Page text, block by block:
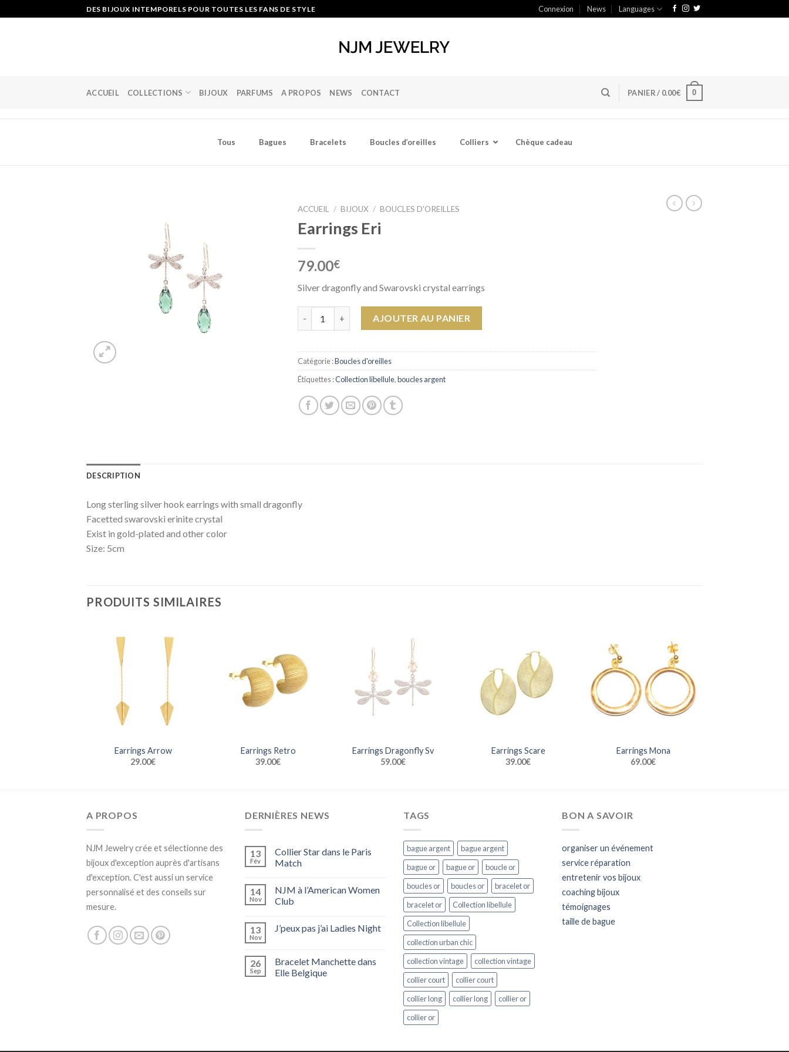
to
DES BIJOUX INTEMPORELS POUR TOUTES LES FANS DE STYLE Connexion News Languages
ACCUEIL COLLECTIONS BIJOUX PARFUMS A PROPOS NEWS CONTACT PANIER / 0.00€ 0
Tous Bagues Bracelets Boucles d’oreilles Colliers Chèque cadeau
ACCUEIL / BIJOUX / BOUCLES D'OREILLES
Earrings Eri
79.00€
Silver dragonfly and Swarovski crystal earrings
quantité de Earrings EriAJOUTER AU PANIER
Catégorie :Boucles d'oreilles
Étiquettes :Collection libellule,boucles argent
DESCRIPTION
Long sterling silver hook earrings with small dragonfly
Facetted swarovski erinite crystal
Exist in gold-plated and other color
Size: 5cm
PRODUITS SIMILAIRES
Earrings Arrow
29.00€
Earrings Retro
39.00€
Earrings Dragonfly Sv
59.00€
Earrings Scare
39.00€
Earrings Mona
69.00€
A PROPOS
NJM Jewelry crée et sélectionne des
bijoux d'exception auprès d'artisans
d'exception. C'est aussi un service
personnalisé et des conseils sur
mesure.
DERNIÈRES NEWS
13
Fév
Collier Star dans le Paris
Match
14
Nov
NJM à l’American Women
Club
13
Nov
J’peux pas j’ai Ladies Night
26
Sep
Bracelet Manchette dans
Elle Belgique
TAGS
bague argent
bague argent
bague or
bague or
boucle or
boucles or
boucles or
bracelet or
bracelet or
Collection libellule
Collection libellule
collection urban chic
collection vintage
collection vintage
collier court
collier court
collier long
collier long
collier or
collier or
BON A SAVOIR
organiser un événement
service réparation
entretenir vos bijoux
coaching bijoux
témoignages
taille de bague